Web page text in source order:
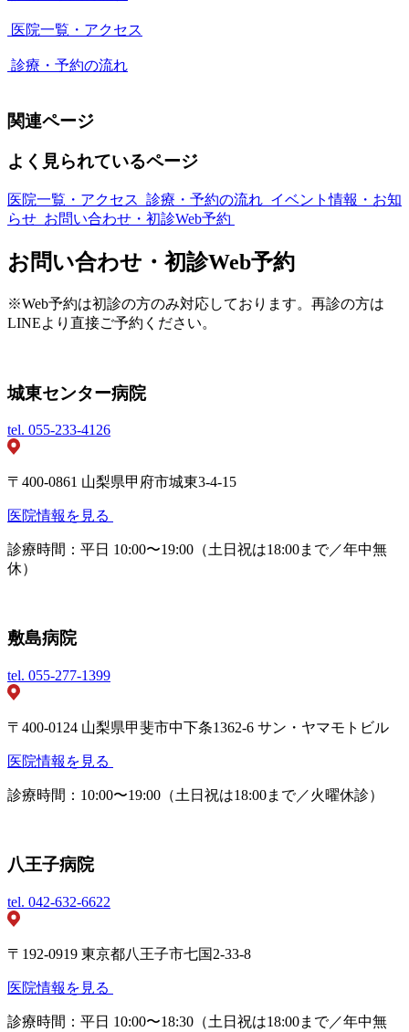
医院一覧・アクセス
診療・予約の流れ
関連ページ
よく見られているページ
医院一覧・アクセス 診療・予約の流れ イベント情報・お知
らせ お問い合わせ・初診Web予約
お問い合わせ・初診Web予約
※Web予約は初診の方のみ対応しております。再診の方は
LINEより直接ご予約ください。
城東センター病院
tel. 055-233-4126
〒400-0861 山梨県甲府市城東3-4-15
医院情報を見る
診療時間：平日 10:00〜19:00（土日祝は18:00まで／年中無
休）
敷島病院
tel. 055-277-1399
〒400-0124 山梨県甲斐市中下条1362-6 サン・ヤマモトビル
医院情報を見る
診療時間：10:00〜19:00（土日祝は18:00まで／火曜休診）
八王子病院
tel. 042-632-6622
〒192-0919 東京都八王子市七国2-33-8
医院情報を見る
診療時間：平日 10:00〜18:30（土日祝は18:00まで／年中無